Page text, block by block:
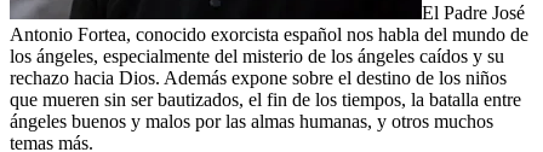
El Padre José
Antonio Fortea, conocido exorcista español nos habla del mundo de
los ángeles, especialmente del misterio de los ángeles caídos y su
rechazo hacia Dios. Además expone sobre el destino de los niños
que mueren sin ser bautizados, el fin de los tiempos, la batalla entre
ángeles buenos y malos por las almas humanas, y otros muchos
temas más.